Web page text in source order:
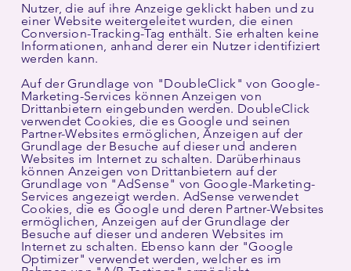
Nutzer, die auf ihre Anzeige geklickt haben und zu
einer Website weitergeleitet wurden, die einen
Conversion-Tracking-Tag enthält. Sie erhalten keine
Informationen, anhand derer ein Nutzer identifiziert
werden kann.
Auf der Grundlage von "DoubleClick" von Google-
Marketing-Services können Anzeigen von
Drittanbietern eingebunden werden. DoubleClick
verwendet Cookies, die es Google und seinen
Partner-Websites ermöglichen, Anzeigen auf der
Grundlage der Besuche auf dieser und anderen
Websites im Internet zu schalten. Darüberhinaus
können Anzeigen von Drittanbietern auf der
Grundlage von "AdSense" von Google-Marketing-
Services angezeigt werden. AdSense verwendet
Cookies, die es Google und deren Partner-Websites
ermöglichen, Anzeigen auf der Grundlage der
Besuche auf dieser und anderen Websites im
Internet zu schalten. Ebenso kann der "Google
Optimizer" verwendet werden, welcher es im